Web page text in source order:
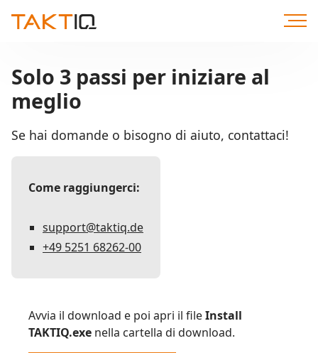
Solo 3 passi per iniziare al
meglio
Se hai domande o bisogno di aiuto, contattaci!
Come raggiungerci:
support@taktiq.de
+49 5251 68262-00
Avvia il download e poi apri il fileInstall
TAKTIQ.exe nella cartella di download.